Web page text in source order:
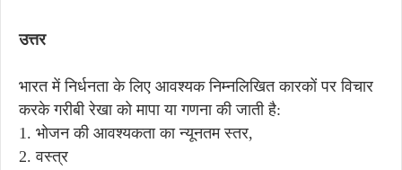
उत्तर
भारत में निर्धनता के लिए आवश्यक निम्नलिखित कारकों पर विचार
करके गरीबी रेखा को मापा या गणना की जाती है:
1. भोजन की आवश्यकता का न्यूनतम स्तर,
2. वस्त्र